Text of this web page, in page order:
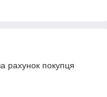
рахунок покупця